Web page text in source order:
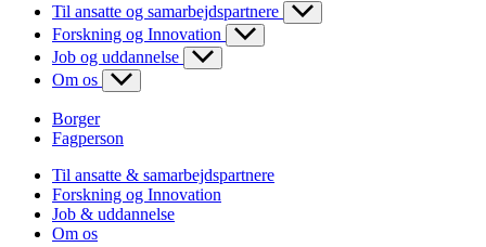
Til ansatte og samarbejdspartnere
Forskning og Innovation
Job og uddannelse
Om os
Borger
Fagperson
Til ansatte & samarbejdspartnere
Forskning og Innovation
Job & uddannelse
Om os